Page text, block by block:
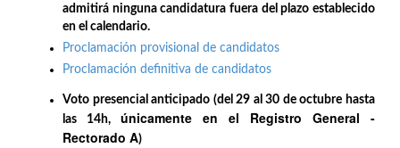
admitirá ninguna candidatura fuera del plazo establecido
en el calendario.
Proclamación provisional de candidatos
Proclamación definitiva de candidatos
Voto presencial anticipado (del 29 al 30 de octubre hasta
las 14h, únicamente en el Registro General -
Rectorado A)